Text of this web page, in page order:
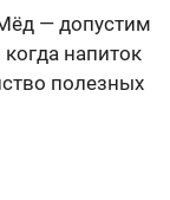
— допустим
напиток
полезных